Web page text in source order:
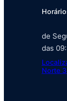
de
das
Norte